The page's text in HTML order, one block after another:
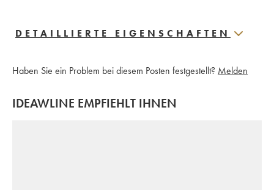
DETAILLIERTE EIGENSCHAFTEN
Haben Sie ein Problem bei diesem Posten festgestellt? Melden
IDEAWLINE EMPFIEHLT IHNEN